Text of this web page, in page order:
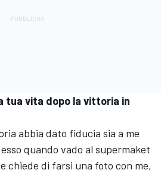
tua vita dopo la vittoria in
abbia dato fiducia sia a me
quando vado al supermaket
chiede di farsi una foto con me,